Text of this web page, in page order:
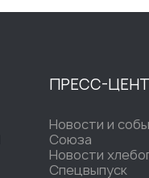
ПРЕСС-
Новости и
Союза
Новости
Спецвыпуск